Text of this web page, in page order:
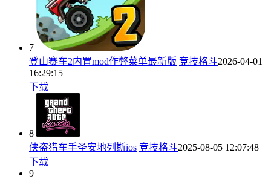
7
登山赛车2内置mod作弊菜单最新版 竞技格斗2026-04-01
16:29:15
下载
8
侠盗猎车手圣安地列斯ios 竞技格斗2025-08-05 12:07:48
下载
9